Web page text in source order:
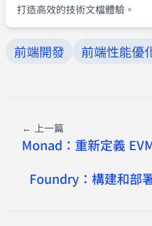
打造高效的技術文檔體驗。
前端開發 前端性能優
← 上一篇
Monad：重新定義
Foundry：構建和部